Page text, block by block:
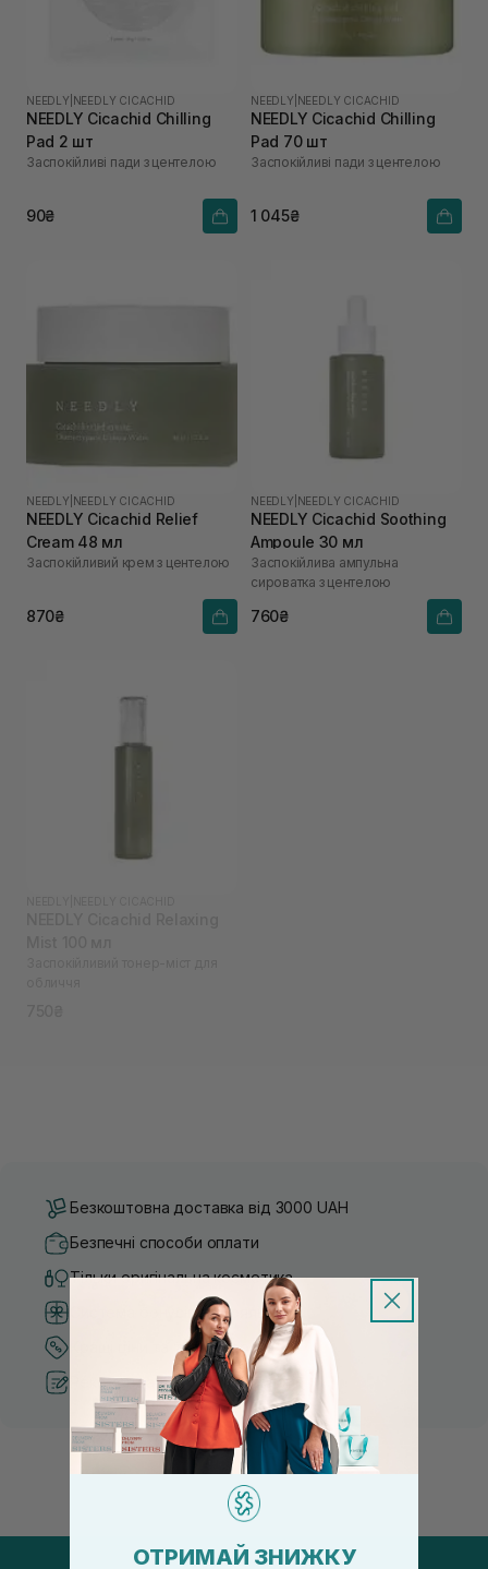
NEEDLY NEEDLY CICACHID
NEEDLY Cicachid Chilling
Pad 2 шт
Заспокійливі пади з центелою
90₴
NEEDLY NEEDLY CICACHID
NEEDLY Cicachid Chilling
Pad 70 шт
Заспокійливі пади з центелою
1 045₴
NEEDLY NEEDLY CICACHID
NEEDLY Cicachid Relief
Cream 48 мл
Заспокійливий крем з центелою
870₴
NEEDLY NEEDLY CICACHID
NEEDLY Cicachid Soothing
Ampoule 30 мл
Заспокійлива ампульна
сироватка з центелою
760₴
Безкоштовна доставка від 3000 UAH
Безпечні способи оплати
Тільки оригінальна косметика
Система бонусів та лояльності
Кращі ціни та топ товари
Рекомендації від косметологів
ОТРИМАЙ ЗНИЖКУ